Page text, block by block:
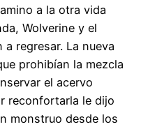
a la otra vida
Wolverine y el
regresar. La nueva
prohibían la mezcla
el acervo
reconfortarla le dijo
monstruo desde los